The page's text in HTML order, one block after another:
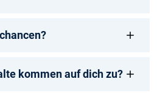
kommen auf dich zu?